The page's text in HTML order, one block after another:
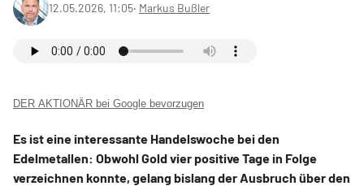
12.05.2026, 11:05‧ Markus Bußler
DER AKTIONÄR bei Google bevorzugen
Es ist eine interessante Handelswoche bei den
Edelmetallen: Obwohl Gold vier positive Tage in Folge
verzeichnen konnte, gelang bislang der Ausbruch über den